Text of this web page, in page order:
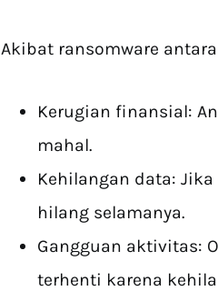
Akibat ransomware
Kerugian finansial:
mahal.
Kehilangan data:
hilang selamanya.
Gangguan aktivitas:
terhenti karena